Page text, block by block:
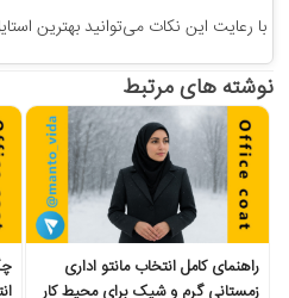
با رعایت این نکات می‌توانید بهترین
نوشته های مرتبط
راهنمای کامل انتخاب مانتو اداری
زمستانی گرم و شیک برای محیط کار